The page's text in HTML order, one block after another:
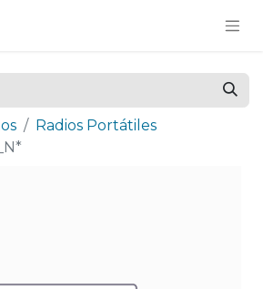
Radios Portátiles